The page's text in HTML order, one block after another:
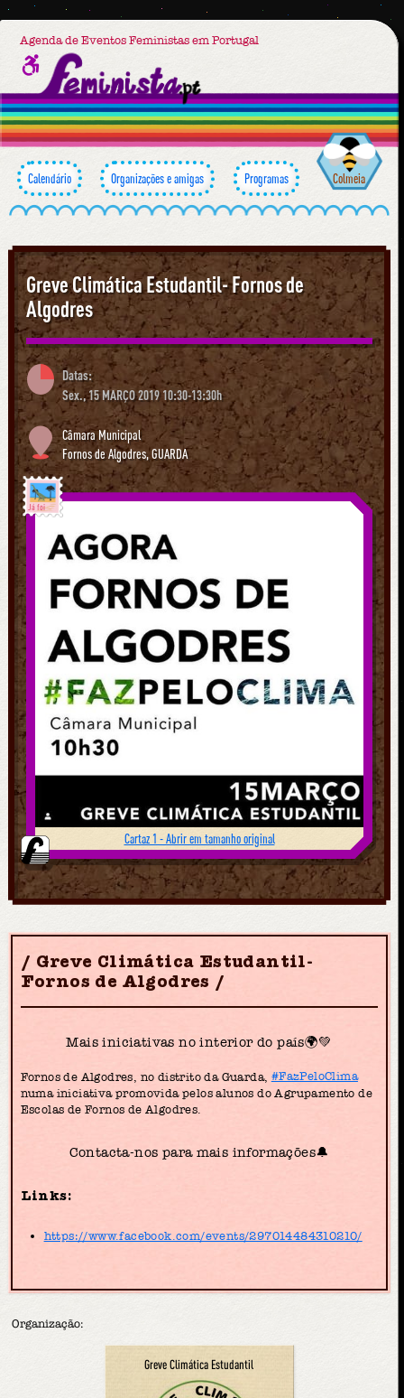
Agenda de Eventos Feministas em Portugal
Calendário Organizações e amigas Programas Colmeia
Greve Climática Estudantil- Fornos de
Algodres
Datas:
Sex., 15 MARÇO 2019 10:30-13:30h
Câmara Municipal
Fornos de Algodres,GUARDA
Já foi
Cartaz 1 - Abrir em tamanho original
Greve Climática Estudantil-
Fornos de Algodres
Mais iniciativas no interior do país🌍💚
Fornos de Algodres, no distrito da Guarda, #FazPeloClima
numa iniciativa promovida pelos alunos do Agrupamento de
Escolas de Fornos de Algodres.
Contacta-nos para mais informações🔔
Links:
https://www.facebook.com/events/297014484310210/
Organização:
Greve Climática Estudantil